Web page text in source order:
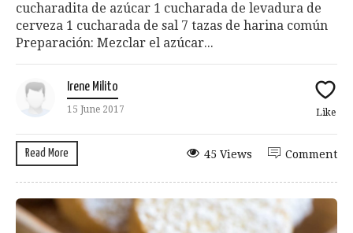
cucharadita de azúcar 1 cucharada de levadura de
cerveza 1 cucharada de sal 7 tazas de harina común
Preparación: Mezclar el azúcar...
Irene Milito
15 June 2017 Like
Read More Comment
45 Views